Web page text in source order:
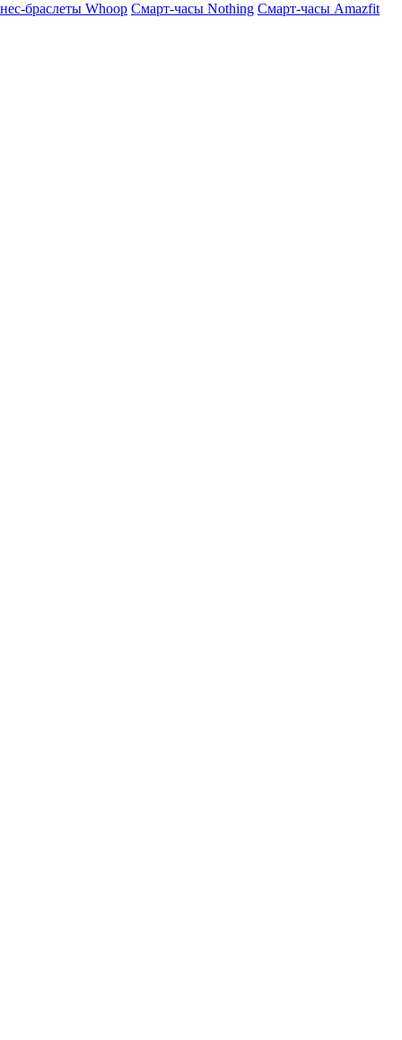
браслеты Whoop Смарт-часы Nothing Смарт-часы Amazfit